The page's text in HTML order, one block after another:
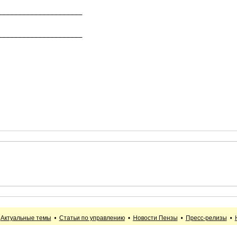
Актуальные темы • Статьи по управлению• Новости Пензы • Пресс-релизы •